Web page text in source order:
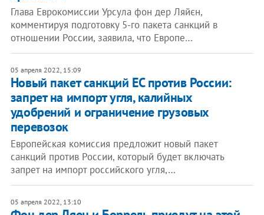
Глава Еврокомиссии Урсула фон дер Ляйєн,
комментируя подготовку 5-го пакета санкций в
отношении России, заявила, что Европе…
05 апреля 2022, 15:09
Новый пакет санкций ЕС против России:
запрет на импорт угля, калийных
удобрений и ограничение грузовых
перевозок
Европейская комиссия предложит новый пакет
санкций против России, который будет включать
запрет на импорт российского угля,…
05 апреля 2022, 13:10